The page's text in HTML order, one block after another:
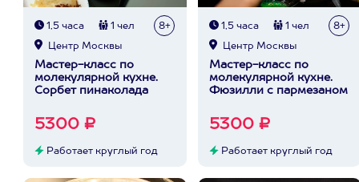
1,5 часа 1 чел 8+
Центр Москвы
Мастер-класс по
молекулярной кухне.
Сорбет пинаколада
5300 ₽
Работает круглый год
1,5 часа 1 чел 8+
Центр Москвы
Мастер-класс по
молекулярной кухне.
Фюзилли с пармезаном
5300 ₽
Работает круглый год